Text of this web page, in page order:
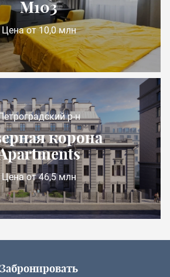
М103
Цена от 10,0 млн
р-н
корона
Цена от 46,5 млн
Забронировать